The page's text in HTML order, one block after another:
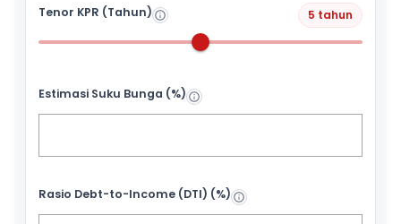
Tenor KPR (Tahun) 5 tahun
Estimasi Suku Bunga (%)
Rasio Debt-to-Income (DTI) (%)